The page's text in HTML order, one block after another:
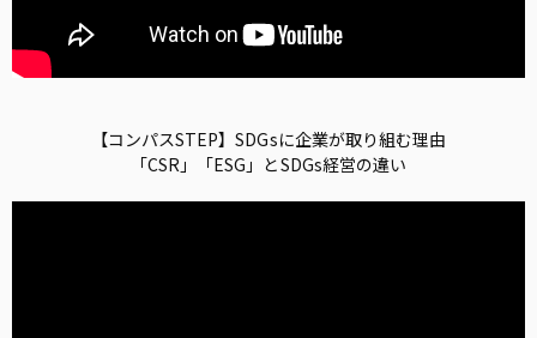
【コンパスSTEP】SDGsに企業が取り組む理由
「CSR」「ESG」とSDGs経営の違い